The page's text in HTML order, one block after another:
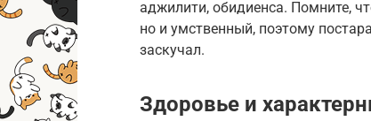
аджилити, обидиенса. Помните,
но и умственный, поэтому
заскучал.
Здоровье и